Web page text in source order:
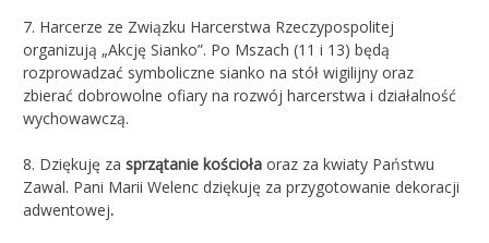
7. Harcerze ze Związku Harcerstwa Rzeczypospolitej
organizują „Akcję Sianko”. Po Mszach (11 i 13) będą
rozprowadzać symboliczne sianko na stół wigilijny oraz
zbierać dobrowolne ofiary na rozwój harcerstwa i działalność
wychowawczą.
8. Dziękuję za sprzątanie kościoła oraz za kwiaty Państwu
Zawal. Pani Marii Welenc dziękuję za przygotowanie dekoracji
adwentowej.